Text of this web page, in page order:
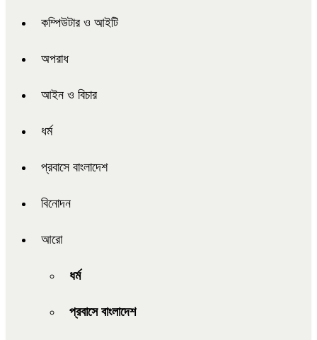
কম্পিউটার ও আইটি
অপরাধ
আইন ও বিচার
ধর্ম
প্রবাসে বাংলাদেশ
বিনোদন
আরো
ধর্ম
প্রবাসে বাংলাদেশ